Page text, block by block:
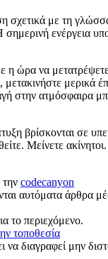
σχετικά με τη
ενέργεια
η ώρα να
μερικά
στην ατμόσφαιρα
βρίσκονται σε
Μείνετε
codecanyon
αυτόματα άρθρα
το περιεχόμενο.
τοποθεσία
να διαγραφεί μην